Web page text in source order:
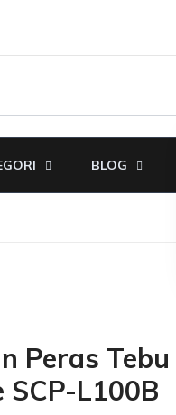
BLOG
Peras
SCP-L100B